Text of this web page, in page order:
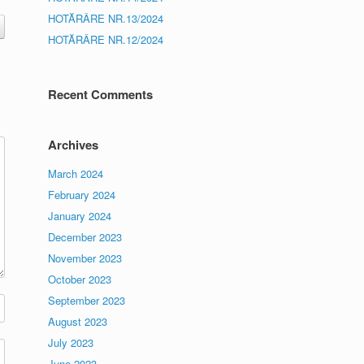
HOTĂRÂRE NR.13/2024
HOTĂRÂRE NR.12/2024
Recent Comments
Archives
March 2024
February 2024
January 2024
December 2023
November 2023
October 2023
September 2023
August 2023
July 2023